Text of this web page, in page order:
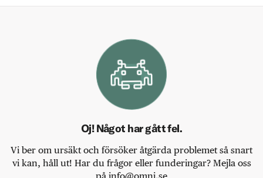
Oj! Något har gått fel.
Vi ber om ursäkt och försöker åtgärda problemet så snart
vi kan, håll ut! Har du frågor eller funderingar? Mejla oss